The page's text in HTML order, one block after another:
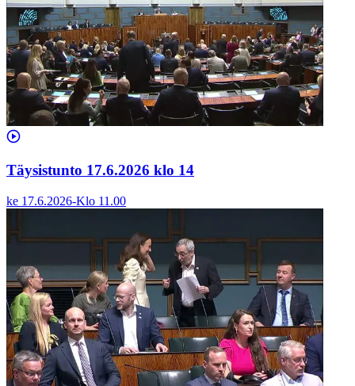
Täysistunto 17.6.2026 klo 14
ke 17.6.2026-Klo 11.00